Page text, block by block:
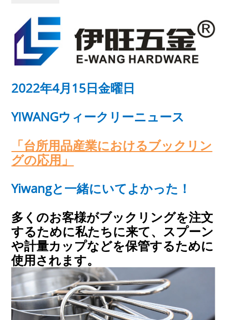
2022年4月15日金曜日
YIWANGウィークリーニュース
「台所用品産業におけるブックリン
グの応用」
Yiwangと一緒にいてよかった！
多くのお客様がブックリングを注文
するために私たちに来て、スプーン
や計量カップなどを保管するために
使用されます。